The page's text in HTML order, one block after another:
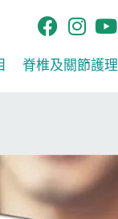
脊椎及關節護理​